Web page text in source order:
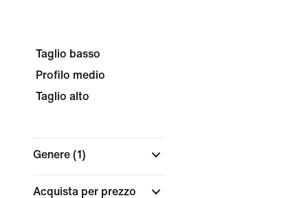
Taglio basso
Profilo medio
Taglio alto
Genere (1)
Acquista per prezzo